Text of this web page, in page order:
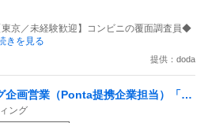
京／未経験歓迎】コンビニの覆面調査員◆
きを見る
提供：doda
企画営業（Ponta提携企業担当）「国
ビスを展開／無駄のない消費社会を
ング